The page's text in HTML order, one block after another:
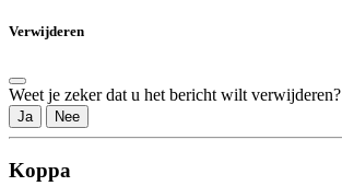
Verwijderen
Weet je zeker dat u het bericht wilt verwijderen?
Ja Nee
Koppa